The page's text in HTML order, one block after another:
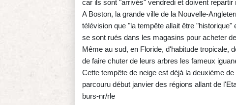
car ils sont "arrivés" vendredi et doivent repartir
A Boston, la grande ville de la Nouvelle-
télévision que "la tempête allait être
se sont rués dans les magasins pour acheter
Même au sud, en Floride, d'habitude tropicale,
de faire chuter de leurs arbres les fameux
Cette tempête de neige est déjà la deuxième
parcouru début janvier des régions allant de
burs-nr/rle